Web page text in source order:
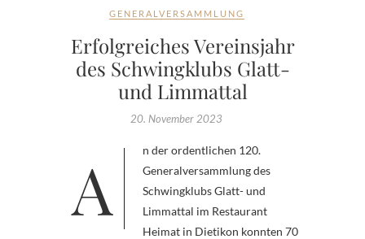
GENERALVERSAMMLUNG
Erfolgreiches Vereinsjahr
des Schwingklubs Glatt-
und Limmattal
20. November 2023
An der ordentlichen 120.
Generalversammlung des
Schwingklubs Glatt- und
Limmattal im Restaurant
Heimat in Dietikon konnten 70